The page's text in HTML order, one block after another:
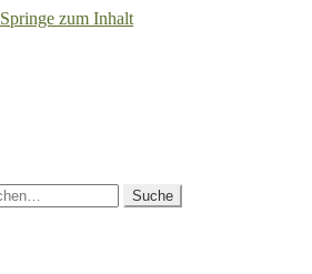
Springe zum Inhalt
Suche